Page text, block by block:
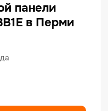
панели
в Перми